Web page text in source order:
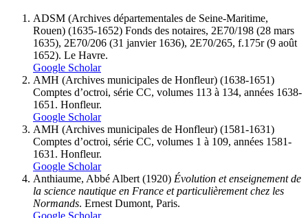
ADSM (Archives départementales de Seine-Maritime,
Rouen) (1635-1652) Fonds des notaires, 2E70/198 (28 mars
1635), 2E70/206 (31 janvier 1636), 2E70/265, f.175r (9 août
1652). Le Havre.
Google Scholar
AMH (Archives municipales de Honfleur) (1638-1651)
Comptes d’octroi, série CC, volumes 113 à 134, années 1638-
1651. Honfleur.
Google Scholar
AMH (Archives municipales de Honfleur) (1581-1631)
Comptes d’octroi, série CC, volumes 1 à 109, années 1581-
1631. Honfleur.
Google Scholar
Anthiaume, Abbé Albert (1920) Évolution et enseignement de
la science nautique en France et particulièrement chez les
Normands. Ernest Dumont, Paris.
Google Scholar